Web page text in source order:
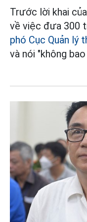
Trước lời khai
về việc đưa 300
phó Cục Quản lý
và nói "không